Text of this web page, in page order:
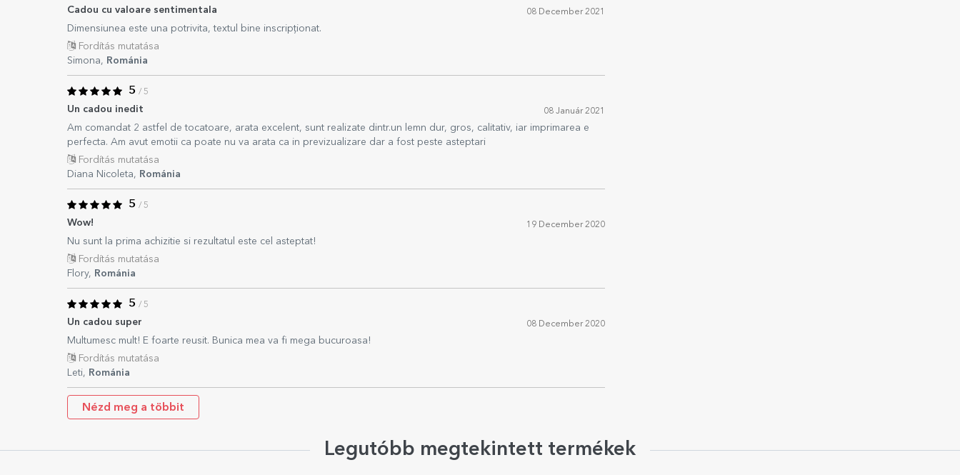
Cadou cu valoare sentimentala 08 December 2021
Dimensiunea este una potrivita, textul bine inscripționat.
Fordítás mutatása
Simona, Románia
5 / 5
Un cadou inedit 08 Január 2021
Am comandat 2 astfel de tocatoare, arata excelent, sunt realizate dintr.un lemn dur, gros, calitativ, iar imprimarea e
perfecta. Am avut emotii ca poate nu va arata ca in previzualizare dar a fost peste asteptari
Fordítás mutatása
Diana Nicoleta, Románia
5 / 5
Wow! 19 December 2020
Nu sunt la prima achizitie si rezultatul este cel asteptat!
Fordítás mutatása
Flory, Románia
5 / 5
Un cadou super 08 December 2020
Multumesc mult! E foarte reusit. Bunica mea va fi mega bucuroasa!
Fordítás mutatása
Leti, Románia
Nézd meg a többit
Legutóbb megtekintett termékek